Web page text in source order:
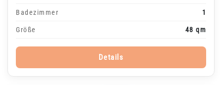
Badezimmer 1
Größe 48 qm
Details